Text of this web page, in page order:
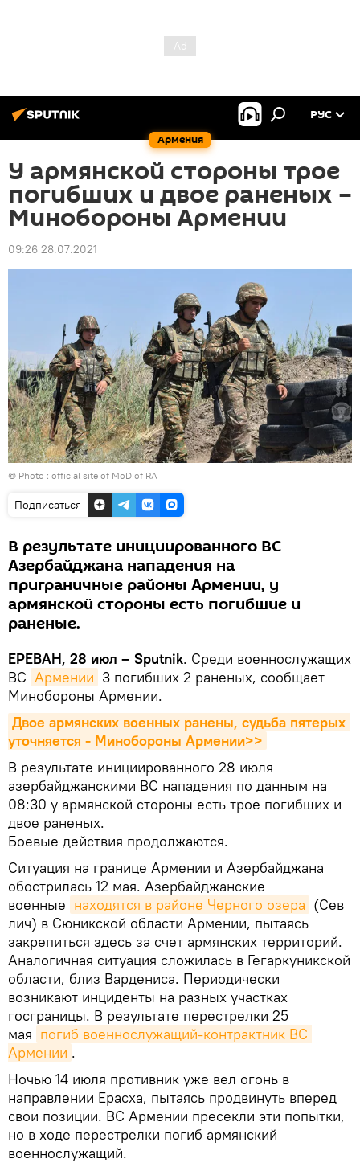
Армения
РУС
У армянской стороны трое
погибших и двое раненых –
Минобороны Армении
09:26 28.07.2021
© Photo : official site of MoD of RA
Подписаться
В результате инициированного ВС
Азербайджана нападения на
приграничные районы Армении, у
армянской стороны есть погибшие и
раненые.
ЕРЕВАН, 28 июл – Sputnik. Среди военнослужащих
ВС Армении 3 погибших 2 раненых, сообщает
Минобороны Армении.
Двое армянских военных ранены, судьба пятерых
уточняется - Минобороны Армении>>
В результате инициированного 28 июля
азербайджанскими ВС нападения по данным на
08:30 у армянской стороны есть трое погибших и
двое раненых.
Боевые действия продолжаются.
Ситуация на границе Армении и Азербайджана
обострилась 12 мая. Азербайджанские
военные находятся в районе Черного озера (Сев
лич) в Сюникской области Армении, пытаясь
закрепиться здесь за счет армянских территорий.
Аналогичная ситуация сложилась в Гегаркуникской
области, близ Вардениса. Периодически
возникают инциденты на разных участках
госграницы. В результате перестрелки 25
мая погиб военнослужащий-контрактник ВС
Армении .
Ночью 14 июля противник уже вел огонь в
направлении Ерасха, пытаясь продвинуть вперед
свои позиции. ВС Армении пресекли эти попытки,
но в ходе перестрелки погиб армянский
военнослужащий.